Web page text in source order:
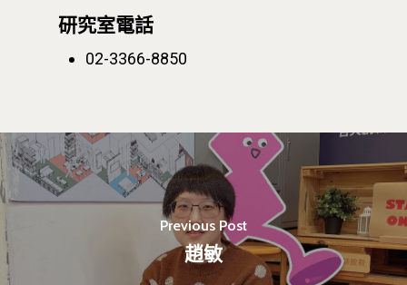
研究室電話
02-3366-8850
Previous Post
趙敏